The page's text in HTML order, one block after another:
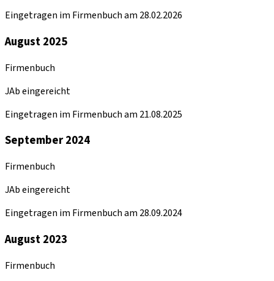
Eingetragen im Firmenbuch am 28.02.2026
August 2025
Firmenbuch
JAb eingereicht
Eingetragen im Firmenbuch am 21.08.2025
September 2024
Firmenbuch
JAb eingereicht
Eingetragen im Firmenbuch am 28.09.2024
August 2023
Firmenbuch